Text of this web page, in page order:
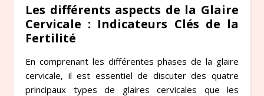
Les différents aspects de la Glaire
Cervicale : Indicateurs Clés de la
Fertilité
En comprenant les différentes phases de la glaire
cervicale, il est essentiel de discuter des quatre
principaux types de glaires cervicales que les